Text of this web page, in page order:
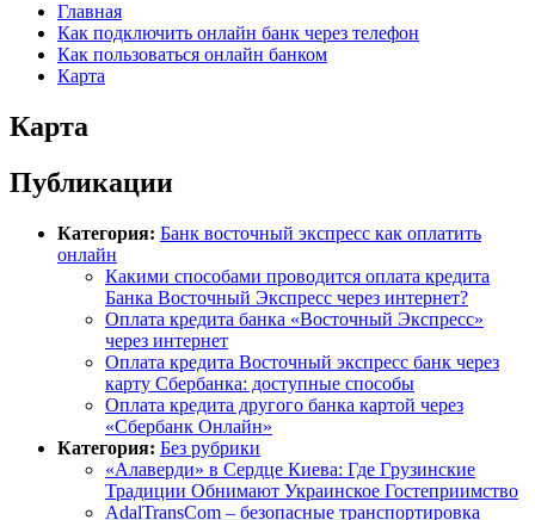
Главная
Как подключить онлайн банк через телефон
Как пользоваться онлайн банком
Карта
Карта
Публикации
Категория: Банк восточный экспресс как оплатить
онлайн
Какими способами проводится оплата кредита
Банка Восточный Экспресс через интернет?
Оплата кредита банка «Восточный Экспресс»
через интернет
Оплата кредита Восточный экспресс банк через
карту Сбербанка: доступные способы
Оплата кредита другого банка картой через
«Сбербанк Онлайн»
Категория: Без рубрики
«Алаверди» в Сердце Киева: Где Грузинские
Традиции Обнимают Украинское Гостеприимство
AdalTransCom – безопасные транспортировка